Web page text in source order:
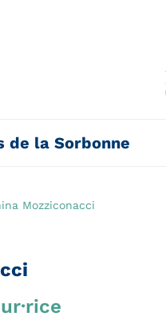
de la Sorbonne
Mozziconacci